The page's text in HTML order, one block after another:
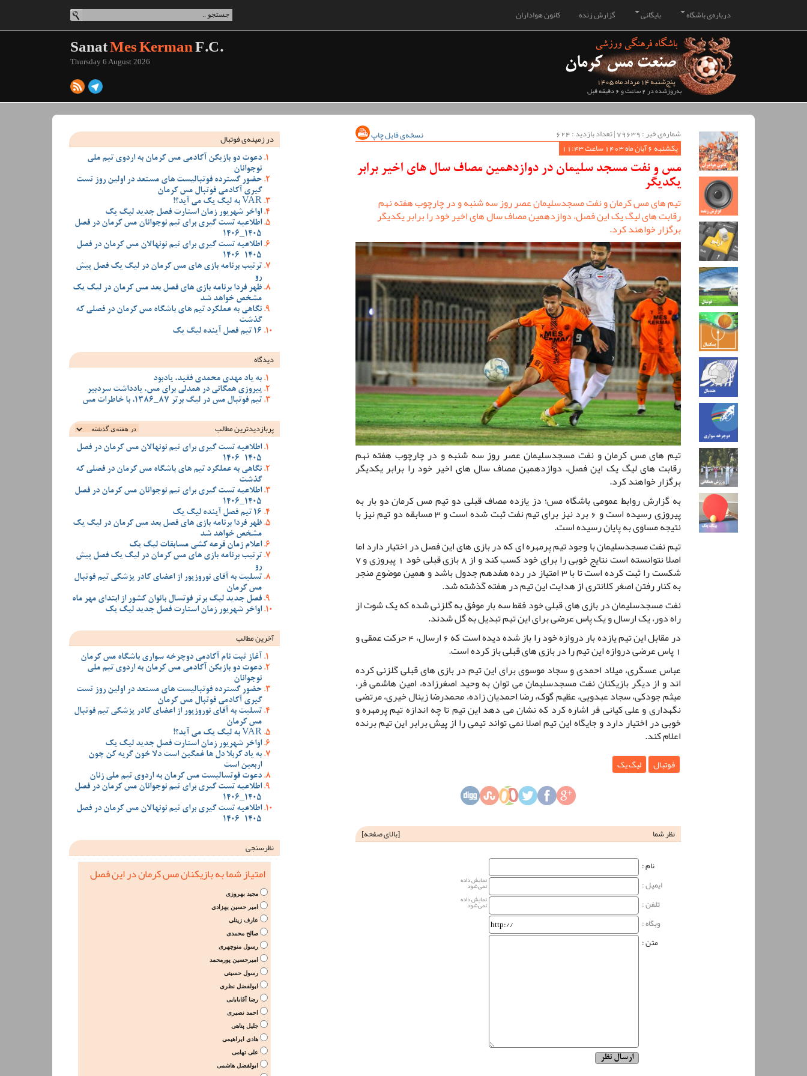
کانون هواداران گزارش زنده بایگانی درباره‌ی باشگاه
پنج‌شنبه 14 مرداد ماه 1405
به‌روزشده در 2 ساعت و 6 دقیقه قبل
SanatMes KermanF.C.
Thursday 6 August 2026
شماره‌ی خبر : ‌79639 | تعداد بازدید : 624
نسخه‌ی قابل چاپ
یکشنبه 6 آبان ماه 1403 ساعت 11:43
مس و نفت مسجد سلیمان در دوازدهمین مصاف سال های اخیر برابر
یکدیگر
تیم های مس کرمان و نفت مسجدسلیمان عصر روز سه شنبه و در چارچوب هفته نهم
رقابت های لیگ یک این فصل، دوازدهمین مصاف سال های اخیر خود را برابر یکدیگر
برگزار خواهند کرد.
تیم های مس کرمان و نفت مسجدسلیمان عصر روز سه شنبه و در چارچوب هفته نهم
رقابت های لیگ یک این فصل، دوازدهمین مصاف سال های اخیر خود را برابر یکدیگر
برگزار خواهند کرد.
به گزارش روابط عمومی باشگاه مس؛ دز یازده مصاف قبلی دو تیم مس کرمان دو بار به
پیروزی رسیده است و 6 برد نیز برای تیم نفت ثبت شده است و 3 مسابقه دو تیم نیز با
نتیجه مساوی به پایان رسیده است.
تیم نفت مسجدسلیمان با وجود تیم پرمهره ای که در بازی های این فصل در اختیار دارد اما
اصلا نتوانسته است نتایج خوبی را برای خود کسب کند و از 8 بازی قبلی خود 1 پیروزی و 7
شکست را ثبت کرده است تا با 3 امتیاز در رده هفدهم جدول باشد و همین موضوع منجر
به کنار رفتن اصغر کلانتری از هدایت این تیم در هفته گذشته شد.
نفت مسجدسلیمان در بازی های قبلی خود فقط سه بار موفق به گلزنی شده که یک شوت از
راه دور، یک ارسال و یک پاس عرضی برای این تیم تبدیل به گل شدند.
در مقابل این تیم یازده بار دروازه خود را باز شده دیده است که 6 ارسال، 4 حرکت عمقی و
1 پاس عرضی دروازه این تیم را در بازی های قبلی باز کرده است.
عباس عسگری، میلاد احمدی و سجاد موسوی برای این تیم در بازی های قبلی گلزنی کرده
اند و از دیگر بازیکنان نفت مسجدسلیمان می توان به وحید اصغرزاده، امین هاشمی فر،
میثم جودکی، سجاد عبدویی، عظیم گوک، رضا احمدیان زاده، محمدرضا زینال خیری، مرتضی
نگهداری و علی کیانی فر اشاره کرد که نشان می دهد این تیم تا چه اندازه تیم پرمهره و
خوبی در اختیار دارد و جایگاه این تیم اصلا نمی تواند تیمی را از پیش برابر این تیم برنده
اعلام کند.
فوتبال لیگ یک
نظر شما [بالای صفحه]
نام‌ :
ایمیل :
نمایش داده
نمی‌شود
تلفن : نمایش داده
نمی‌شود
وبگاه‌ :
متن :
در زمینه‌ی فوتبال
دعوت دو بازیکن آکادمی مس کرمان به اردوی تیم ملی
نوجوانان
حضور گسترده فوتبالیست های مستعد در اولین روز تست
گیری آکادمی فوتبال مس کرمان
VAR به لیگ یک می آید؟!
اواخر شهریور زمان استارت فصل جدید لیگ یک
اطلاعیه تست گیری برای تیم نوجوانان مس کرمان در فصل
1405_1406
اطلاعیه تست گیری برای تیم نونهالان مس کرمان در فصل
1405-1406
ترتیب برنامه بازی های مس کرمان در لیگ یک فصل پیش
رو
ظهر فردا برنامه بازی های فصل بعد مس کرمان در لیگ یک
مشخص خواهد شد
نگاهی به عملکرد تیم های باشگاه مس کرمان در فصلی که
گذشت
16 تیم فصل آینده لیگ یک
دیدگاه
به یاد مهدی محمدی فقید، یادبود
پیروزی همگانی در همدلی برای مس، یادداشت سردبیر
تیم فوتبال مس در لیگ برتر 87_1386، با خاطرات مس
پربازدیدترین‌ مطالب
اطلاعیه تست گیری برای تیم نونهالان مس کرمان در فصل
1405-1406
نگاهی به عملکرد تیم های باشگاه مس کرمان در فصلی که
گذشت
اطلاعیه تست گیری برای تیم نوجوانان مس کرمان در فصل
1405_1406
16 تیم فصل آینده لیگ یک
ظهر فردا برنامه بازی های فصل بعد مس کرمان در لیگ یک
مشخص خواهد شد
اعلام زمان قرعه کشی مسابقات لیگ یک
ترتیب برنامه بازی های مس کرمان در لیگ یک فصل پیش
رو
تسلیت به آقای نوروزپور از اعضای کادر پزشکی تیم فوتبال
مس کرمان
فصل جدید لیگ برتر فوتسال بانوان کشور از ابتدای مهر ماه
اواخر شهریور زمان استارت فصل جدید لیگ یک
آخرین مطالب
آغاز ثبت نام آکادمی دوچرخه سواری باشگاه مس کرمان
دعوت دو بازیکن آکادمی مس کرمان به اردوی تیم ملی
نوجوانان
حضور گسترده فوتبالیست های مستعد در اولین روز تست
گیری آکادمی فوتبال مس کرمان
تسلیت به آقای نوروزپور از اعضای کادر پزشکی تیم فوتبال
مس کرمان
VAR به لیگ یک می آید؟!
اواخر شهریور زمان استارت فصل جدید لیگ یک
به یاد کربلا دل ها غمگین است دلا خون گریه کن چون
اربعین است
دعوت فوتسالیست مس کرمان به اردوی تیم ملی زنان
اطلاعیه تست گیری برای تیم نوجوانان مس کرمان در فصل
1405_1406
اطلاعیه تست گیری برای تیم نونهالان مس کرمان در فصل
1405-1406
نظرسنجی
امتیاز شما به بازیکنان مس کرمان در این فصل
مجید بهروزی
امیر حسین بهزادی
عارف زینلی
صالح محمدی
رسول منوچهری
امیرحسین پورمحمد
رسول حسینی
ابولفضل نظری
رضا آقابابایی
احمد نصیری
جلیل پناهی
هادی ابراهیمی
علی تهامی
ابولفضل هاشمی